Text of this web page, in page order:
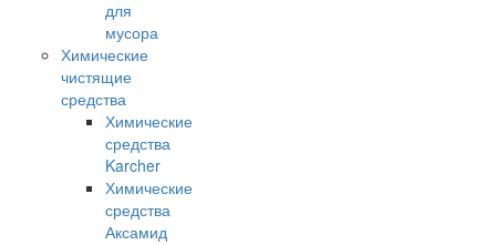
для
мусора
Химические
чистящие
средства
Химические
средства
Karcher
Химические
средства
Аксамид